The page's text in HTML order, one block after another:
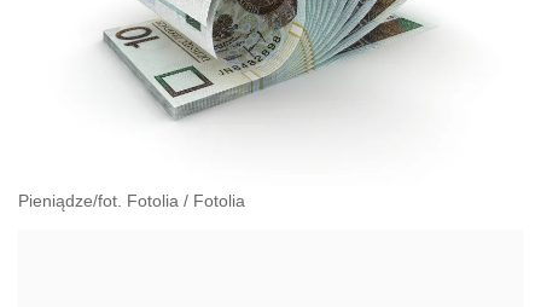
Pieniądze/fot. Fotolia / Fotolia